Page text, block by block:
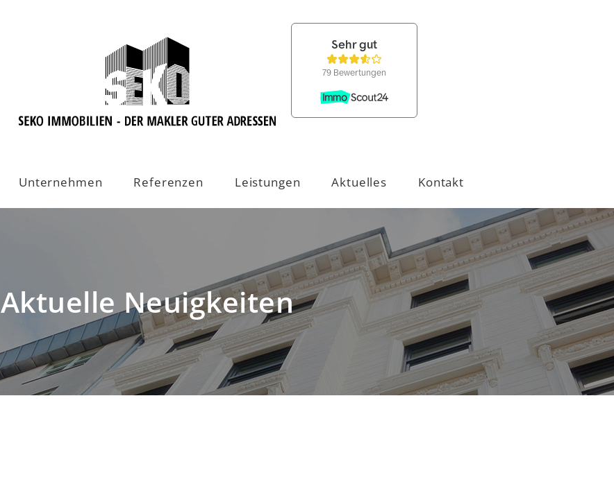
Unternehmen Referenzen Leistungen Aktuelles Kontakt
Aktuelle Neuigkeiten